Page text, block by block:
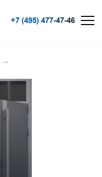
+7 (495) 477-47-46
→